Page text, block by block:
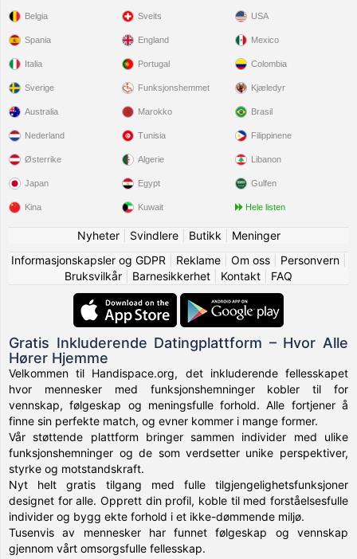
Belgia
Spania
Italia
Sverige
Sveits
England
Portugal
Funksjonshemmet
USA
Mexico
Colombia
Kjæledyr
Australia
Nederland
Østerrike
Japan
Kina
Marokko
Tunisia
Algerie
Egypt
Kuwait
Brasil
Filippinene
Libanon
Gulfen
Hele listen
Nyheter| Svindlere| Butikk
Meninger
Informasjonskapsler og GDPR
Reklame| Om oss| Personvern|
Bruksvilkår
Barnesikkerhet Kontakt FAQ
Gratis Inkluderende Datingplattform – Hvor Alle
Hører Hjemme
Velkommen til Handispace.org, det inkluderende fellesskapet
hvor mennesker med funksjonshemninger kobler til for
vennskap, følgeskap og meningsfulle forhold. Alle fortjener å
finne sin perfekte match, og evner kommer i mange former.
Vår støttende plattform bringer sammen individer med ulike
funksjonshemninger og de som verdsetter unike perspektiver,
styrke og motstandskraft.
Nyt helt gratis tilgang med fulle tilgjengelighetsfunksjoner
designet for alle. Opprett din profil, koble til med forståelsesfulle
individer og bygg ekte forhold i et ikke-dømmende miljø.
Tusenvis av mennesker har funnet følgeskap og vennskap
gjennom vårt omsorgsfulle fellesskap.